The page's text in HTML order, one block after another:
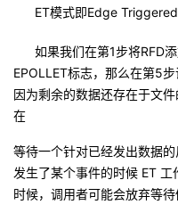
ET模式即Edge Triggered
如果我们在第1步将RFD添
EPOLLET标志，那么在第5
因为剩余的数据还存在于文
在
等待一个针对已经发出数据
发生了某个事件的时候 ET
时候，调用者可能会放弃等